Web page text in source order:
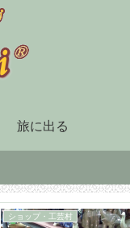
旅に出る
90日レポート